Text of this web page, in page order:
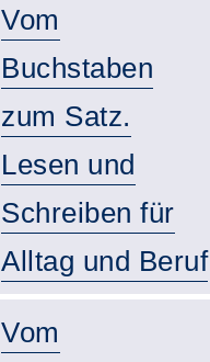
Vom
Buchstaben
zum Satz.
Lesen und
Schreiben für
Alltag und Beruf
Vom